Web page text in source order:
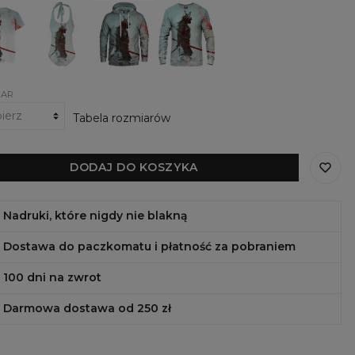
Strój
kąpielowy
Deadly
Samurai
Damska
bluza
kapturem
Deadly
Samurai
Damska
bluza
Deadly
Samurai
Tabela rozmiarów
DODAJ DO KOSZYKA
Nadruki, które nigdy nie blakną
Dostawa do paczkomatu i płatność za pobraniem
100 dni na zwrot
Darmowa dostawa od 250 zł